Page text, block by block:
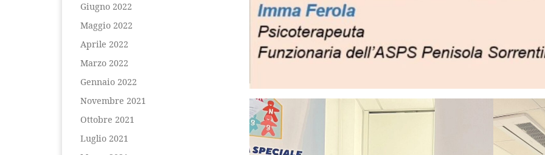
Giugno 2022
Maggio 2022
Aprile 2022
Marzo 2022
Gennaio 2022
Novembre 2021
Ottobre 2021
Luglio 2021